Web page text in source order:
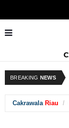
BREAKING NEWS
Cakrawala Riau